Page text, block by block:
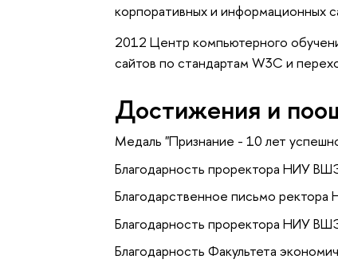
корпоративных и информационных
2012 Центр компьютерного
сайтов по стандартам W3C и
Достижения и
Медаль "Признание - 10 лет
Благодарность проректора НИУ
Благодарственное письмо
Благодарность проректора НИУ
Благодарность Факультета